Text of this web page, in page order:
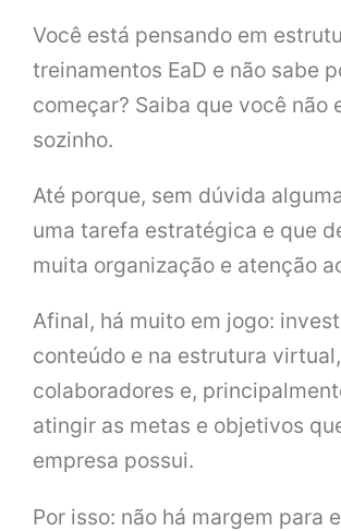
Você está pensando em
treinamentos EaD e não sabe
começar? Saiba que você não
sozinho.
Até porque, sem dúvida
uma tarefa estratégica e que
muita organização e atenção
Afinal, há muito em jogo:
conteúdo e na estrutura
colaboradores e,
atingir as metas e objetivos
empresa possui.
Por isso: não há margem para